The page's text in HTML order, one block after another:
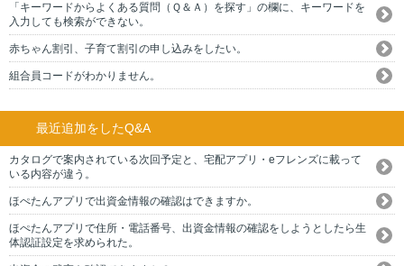
「キーワードからよくある質問（Ｑ＆Ａ）を探す」の欄に、キーワードを
入力しても検索ができない。
赤ちゃん割引、子育て割引の申し込みをしたい。
組合員コードがわかりません。
最近追加をしたQ&A
カタログで案内されている次回予定と、宅配アプリ・eフレンズに載って
いる内容が違う。
ほぺたんアプリで出資金情報の確認はできますか。
ほぺたんアプリで住所・電話番号、出資金情報の確認をしようとしたら生
体認証設定を求められた。